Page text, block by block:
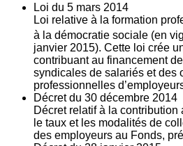
Loi du 5 mars 2014
Loi relative à la formation
à la démocratie sociale (en
janvier 2015). Cette loi crée
contribuant au financement
syndicales de salariés et des
professionnelles
Décret du 30 décembre 2014
Décret relatif à la
le taux et les modalités de
des employeurs au Fonds,